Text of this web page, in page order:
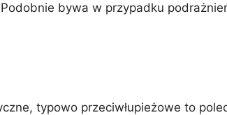
bywa w przypadku
typowo przeciwłupieżowe to